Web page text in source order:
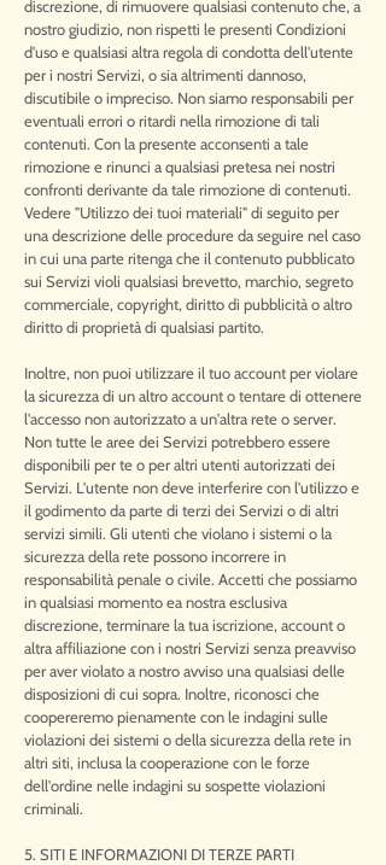
discrezione, di rimuovere qualsiasi contenuto che, a
nostro giudizio, non rispetti le presenti Condizioni
d'uso e qualsiasi altra regola di condotta dell'utente
per i nostri Servizi, o sia altrimenti dannoso,
discutibile o impreciso. Non siamo responsabili per
eventuali errori o ritardi nella rimozione di tali
contenuti. Con la presente acconsenti a tale
rimozione e rinunci a qualsiasi pretesa nei nostri
confronti derivante da tale rimozione di contenuti.
Vedere "Utilizzo dei tuoi materiali" di seguito per
una descrizione delle procedure da seguire nel caso
in cui una parte ritenga che il contenuto pubblicato
sui Servizi violi qualsiasi brevetto, marchio, segreto
commerciale, copyright, diritto di pubblicità o altro
diritto di proprietà di qualsiasi partito.
Inoltre, non puoi utilizzare il tuo account per violare
la sicurezza di un altro account o tentare di ottenere
l'accesso non autorizzato a un'altra rete o server.
Non tutte le aree dei Servizi potrebbero essere
disponibili per te o per altri utenti autorizzati dei
Servizi. L'utente non deve interferire con l'utilizzo e
il godimento da parte di terzi dei Servizi o di altri
servizi simili. Gli utenti che violano i sistemi o la
sicurezza della rete possono incorrere in
responsabilità penale o civile. Accetti che possiamo
in qualsiasi momento ea nostra esclusiva
discrezione, terminare la tua iscrizione, account o
altra affiliazione con i nostri Servizi senza preavviso
per aver violato a nostro avviso una qualsiasi delle
disposizioni di cui sopra. Inoltre, riconosci che
coopereremo pienamente con le indagini sulle
violazioni dei sistemi o della sicurezza della rete in
altri siti, inclusa la cooperazione con le forze
dell'ordine nelle indagini su sospette violazioni
criminali.
5. SITI E INFORMAZIONI DI TERZE PARTI